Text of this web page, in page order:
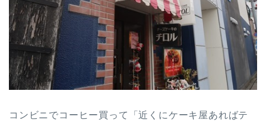
コンビニでコーヒー買って「近くにケーキ屋あればテ